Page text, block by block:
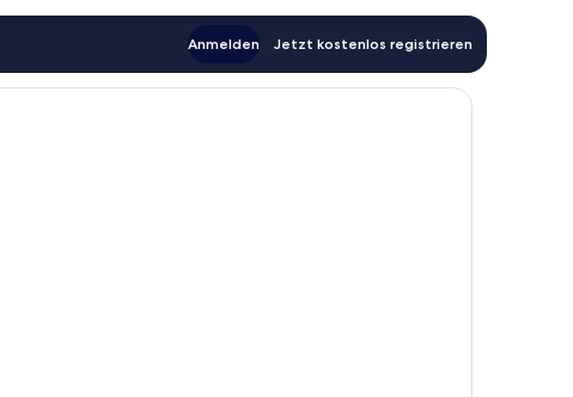
Anmelden Jetzt kostenlos registrieren